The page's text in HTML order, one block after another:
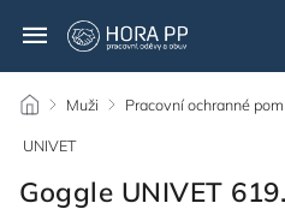
/ Muži / Pracovní ochranné
UNIVET
Goggle UNIVET